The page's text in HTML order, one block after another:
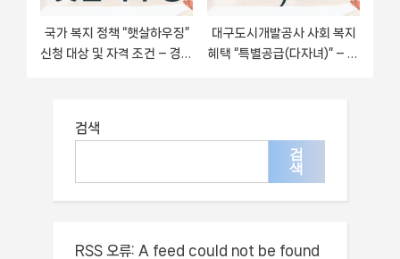
국가 복지 정책 “햇살하우징”
신청 대상 및 자격 조건 – 경기
대구도시개발공사 사회 복지
혜택 “특별공급(다자녀)” – 신
검색
검
색
RSS 오류: A feed could not be found